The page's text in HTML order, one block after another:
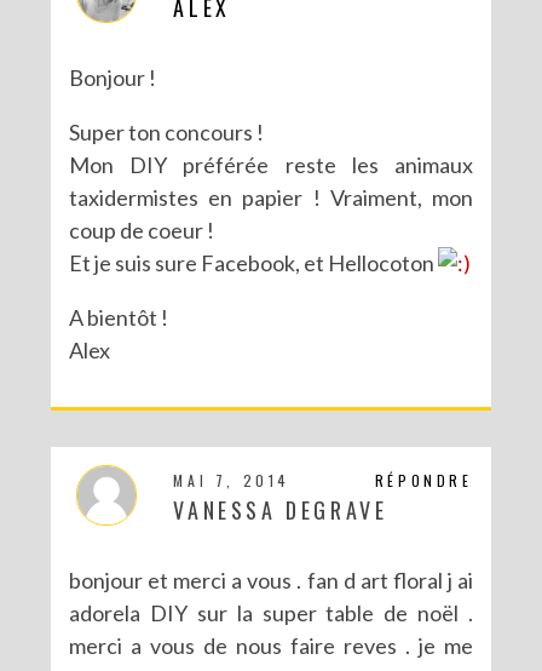
ALEX
Bonjour !
Super ton concours !
Mon DIY préférée reste les animaux
taxidermistes en papier ! Vraiment, mon
coup de coeur !
Et je suis sure Facebook, et Hellocoton
A bientôt !
Alex
RÉPONDRE
MAI 7, 2014
VANESSA DEGRAVE
bonjour et merci a vous . fan d art floral j ai
adorela DIY sur la super table de noël .
merci a vous de nous faire reves . je me